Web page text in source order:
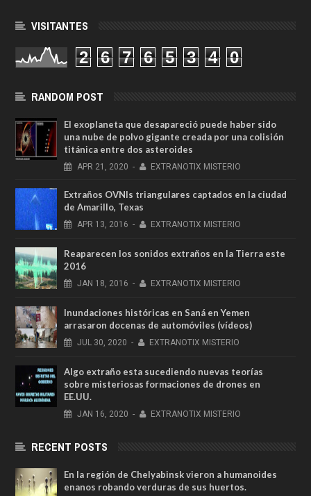
VISITANTES
2 6 7 6 5 3 4 0
RANDOM POST
El exoplaneta que desapareció puede haber sido
una nube de polvo gigante creada por una colisión
titánica entre dos asteroides
APR 21, 2020 - EXTRANOTIX MISTERIO
Extraños OVNIs triangulares captados en la ciudad
de Amarillo, Texas
APR 13, 2016 - EXTRANOTIX MISTERIO
Reaparecen los sonidos extraños en la Tierra este
2016
JAN 18, 2016 - EXTRANOTIX MISTERIO
Inundaciones históricas en Saná en Yemen
arrasaron docenas de automóviles (vídeos)
JUL 30, 2020 - EXTRANOTIX MISTERIO
Algo extraño esta sucediendo nuevas teorías
sobre misteriosas formaciones de drones en
EE.UU.
JAN 16, 2020 - EXTRANOTIX MISTERIO
RECENT POSTS
En la región de Chelyabinsk vieron a humanoides
enanos robando verduras de sus huertos.